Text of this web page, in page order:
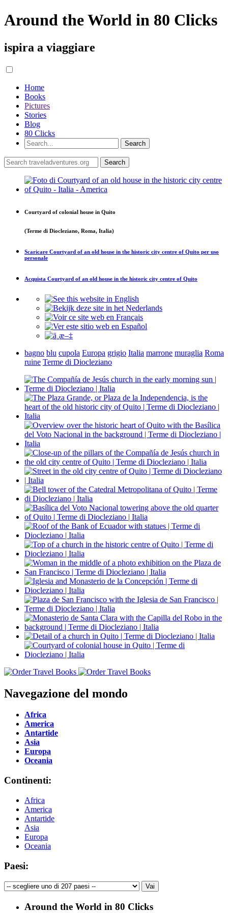
Around the World in 80 Clicks
ispira a viaggiare
Home
Books
Pictures
Stories
Blog
80 Clicks
Courtyard of colonial house in Quito
(Terme di Diocleziano, Roma, Italia)
Scaricare Courtyard of an old house in the historic city centre of Quito per uso
personale
Acquista Courtyard of an old house in the historic city centre of Quito
bagno blu cupola Europa grigio Italia marrone muraglia Roma
ruine Terme di Diocleziano
Navegazione del mondo
Africa
America
Antartide
Asia
Europa
Oceania
Continenti:
Africa
America
Antartide
Asia
Europa
Oceania
Paesi:
Around the World in 80 Clicks